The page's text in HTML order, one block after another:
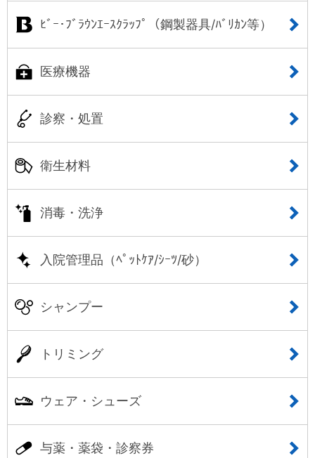
ﾋﾞｰ･ﾌﾞﾗｳﾝｴｰｽｸﾗｯﾌﾟ（鋼製器具/ﾊﾞﾘｶﾝ等）
医療機器
診察・処置
衛生材料
消毒・洗浄
入院管理品（ﾍﾟｯﾄｹｱ/ｼｰﾂ/砂）
シャンプー
トリミング
ウェア・シューズ
与薬・薬袋・診察券